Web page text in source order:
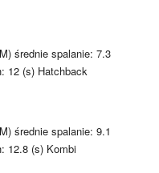
średnie spalanie: 7.3
12 (s) Hatchback
średnie spalanie: 9.1
12.8 (s) Kombi